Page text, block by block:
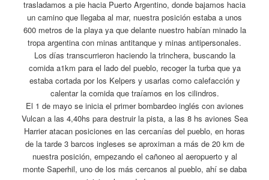
trasladamos a pie hacia Puerto Argentino, donde bajamos hacia
un camino que llegaba al mar, nuestra posición estaba a unos
600 metros de la playa ya que delante nuestro habían minado la
tropa argentina con minas antitanque y minas antipersonales.
Los días transcurrieron haciendo la trinchera, buscando la
comida a1km para el lado del pueblo, recoger la turba que ya
estaba cortada por los Kelpers y usarlas como calefacción y
calentar la comida que traíamos en los cilindros.
El 1 de mayo se inicia el primer bombardeo inglés con aviones
Vulcan a las 4,40hs para destruir la pista, a las 8 hs aviones Sea
Harrier atacan posiciones en las cercanías del pueblo, en horas
de la tarde 3 barcos ingleses se aproximan a más de 20 km de
nuestra posición, empezando el cañoneo al aeropuerto y al
monte Saperhil, uno de los más cercanos al pueblo, ahí se daba